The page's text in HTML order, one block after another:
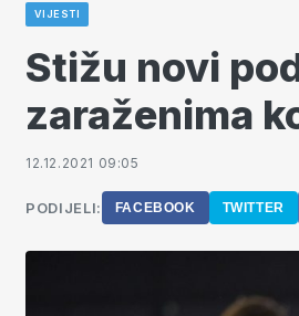
VIJESTI
Stižu novi
zaraženima
12.12.2021 09:05
PODIJELI: FACEBOOK TWITTER